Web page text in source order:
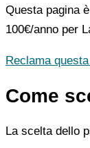
Questa pagina
100€/anno per
Reclama
Come
La scelta dello